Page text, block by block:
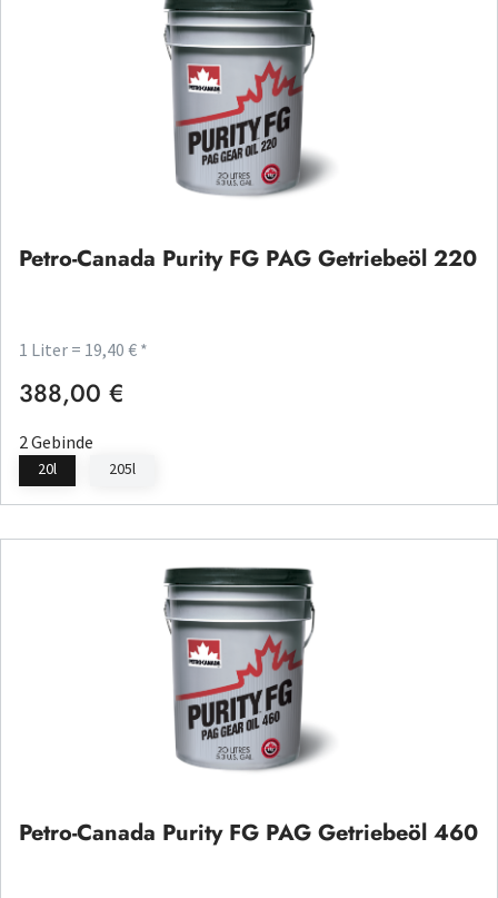
Petro-Canada Purity FG PAG Getriebeöl 220
1 Liter = 19,40 € *
Regulärer Preis:
388,00 €
2 Gebinde
20l 205l
Petro-Canada Purity FG PAG Getriebeöl 460